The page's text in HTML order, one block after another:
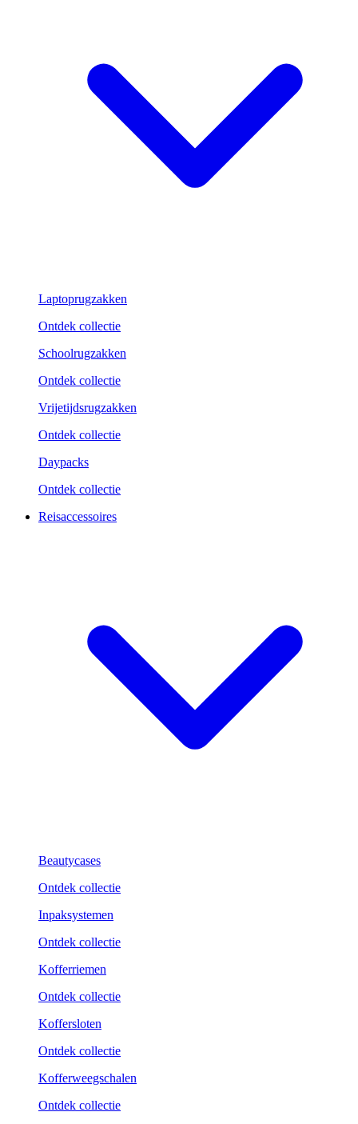
Laptoprugzakken
Ontdek collectie
Schoolrugzakken
Ontdek collectie
Vrijetijdsrugzakken
Ontdek collectie
Daypacks
Ontdek collectie
Reisaccessoires
Beautycases
Ontdek collectie
Inpaksystemen
Ontdek collectie
Kofferriemen
Ontdek collectie
Koffersloten
Ontdek collectie
Kofferweegschalen
Ontdek collectie